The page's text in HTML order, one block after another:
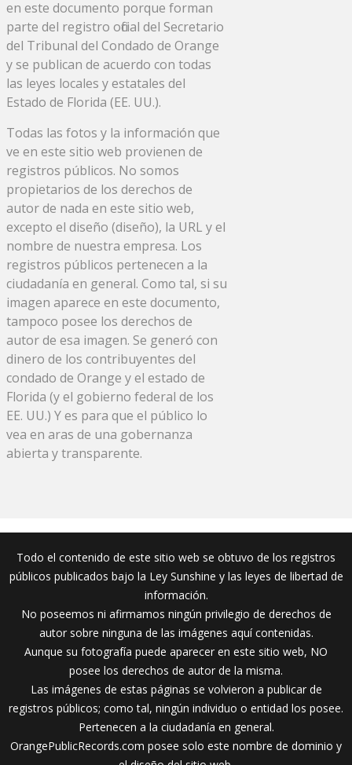
en este documento porque forman
parte del registro oficial del Secretario
del Tribunal del Condado de Orange
y se publican de acuerdo con todas
las leyes locales y estatales del
Estado de Florida (EE. UU.).
Todas las fotos y la información que
ve en este sitio web provienen de
registros públicos. No somos
propietarios de los derechos de
autor de nada en este sitio web,
excepto el diseño (diseño), la URL y el
nombre de nuestra empresa. Los
registros públicos pertenecen a la
ciudadanía en general. Como tal, si su
imagen aparece en este documento,
tampoco posee los derechos de
autor de esa imagen. Se generó con
dinero de los contribuyentes del
condado de Orange y el estado de
Florida (y el gobierno federal de los
EE. UU.) Y es para que el público lo
vea en aras de una gobernanza
abierta y transparente.
Todo el contenido de este sitio web se obtuvo de los registros
públicos publicados bajo la Ley Sunshine y las leyes de libertad de
información.
No poseemos ni afirmamos ningún privilegio de derechos de
autor sobre ninguna de las imágenes aquí contenidas.
Aunque su fotografía puede aparecer en este sitio web, NO
posee los derechos de autor de la misma.
Las imágenes de estas páginas se volvieron a publicar de
registros públicos; como tal, ningún individuo o entidad los posee.
Pertenecen a la ciudadanía en general.
OrangePublicRecords.com posee solo este nombre de dominio y